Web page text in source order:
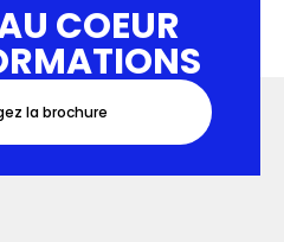
COEUR
la brochure